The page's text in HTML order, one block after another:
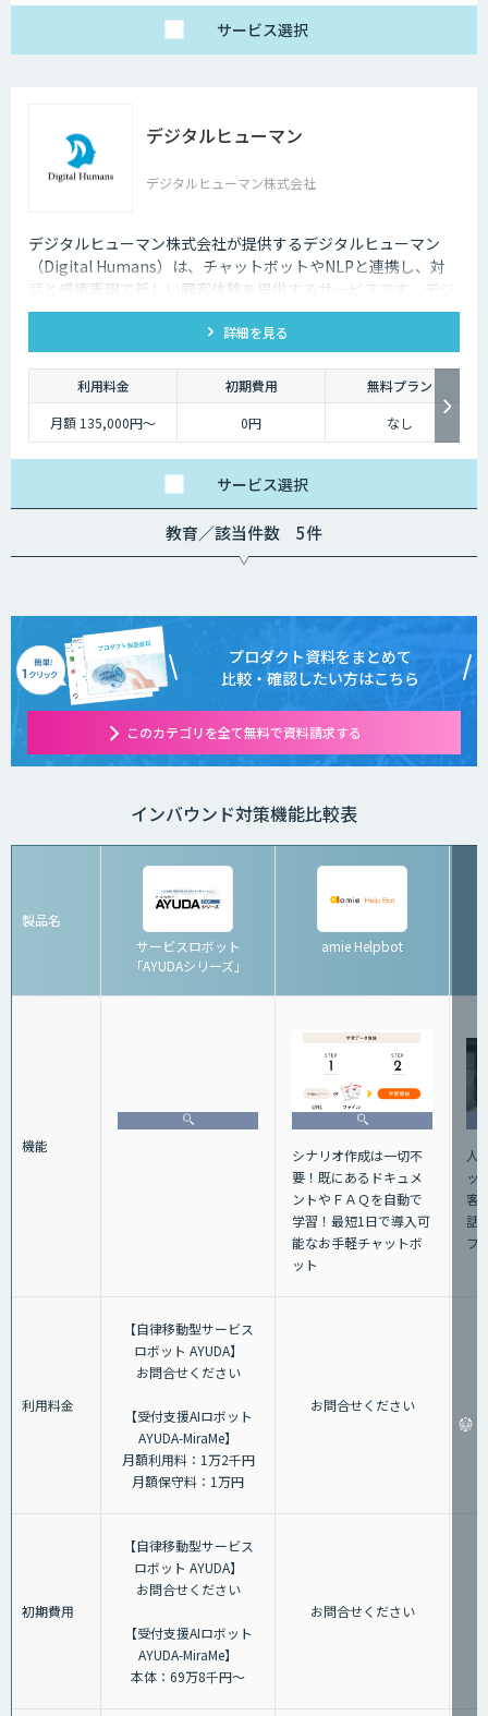
サービス選択
デジタルヒューマン
デジタルヒューマン株式会社
デジタルヒューマン株式会社が提供するデジタルヒューマン
（Digital Humans）は、チャットボットやNLPと連携し、対
話と感情表現で新しい顧客体験を提供するサービスです。デジ
タル従業員として、直感的で、インパクトがあり、競争力があ
るサービス創造と顧客体験が提供できます。
詳細を見る
利用料金 初期費用
無料プラン
月額 135,000円〜
0円 なし
サービス選択
教育／該当件数 5件
プロダクト資料をまとめて
比較・確認したい方はこちら
このカテゴリを全て無料で資料請求する
インバウンド対策機能比較表
製品名
サービスロボット
「AYUDAシリーズ」
amie Helpbot
機能
シナリオ作成は一切不
要！既にあるドキュメ
ントやＦＡＱを自動で
学習！最短1日で導入可
能なお手軽チャットボ
ット
人
ッ
客
話
フ
利用料金
【自律移動型サービス
ロボット AYUDA】
お問合せください
【受付支援AIロボット
AYUDA-MiraMe】
月額利用料：1万2千円
月額保守料：1万円
お問合せください
初期費用
【自律移動型サービス
ロボット AYUDA】
お問合せください
【受付支援AIロボット
AYUDA-MiraMe】
本体：69万8千円～
お問合せください